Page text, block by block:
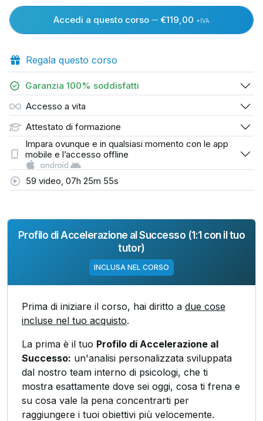
Accedi a questo corso €119,00 +IVA
Regala questo corso
Garanzia 100% soddisfatti
Accesso a vita
Attestato di formazione
Impara ovunque e in qualsiasi momento con le app
mobile e l’accesso offline
59 video, 07h 25m 55s
Profilo di Accelerazione al Successo (1:1 con il tuo
tutor)
INCLUSA NEL CORSO
Prima di iniziare il corso, hai diritto a due cose
incluse nel tuo acquisto.
La prima è il tuo Profilo di Accelerazione al
Successo: un'analisi personalizzata sviluppata
dal nostro team interno di psicologi, che ti
mostra esattamente dove sei oggi, cosa ti frena e
su cosa vale la pena concentrarti per
raggiungere i tuoi obiettivi più velocemente.